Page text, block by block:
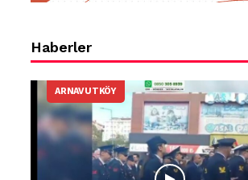
Haberler
ARNAVUTKÖY